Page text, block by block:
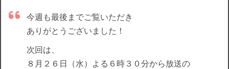
今週も最後までご覧いただき
ありがとうございました！
次回は、
８月２６日（水）よる６時３０分から放送の